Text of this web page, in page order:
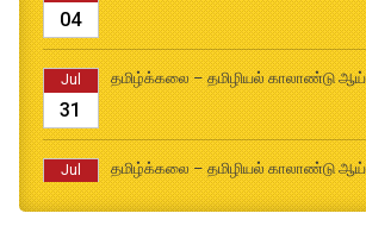
04
Jul
31
தமிழ்க்கலை – தமிழியல் காலாண்டு
Jul
31
தமிழ்க்கலை – தமிழியல் காலாண்டு